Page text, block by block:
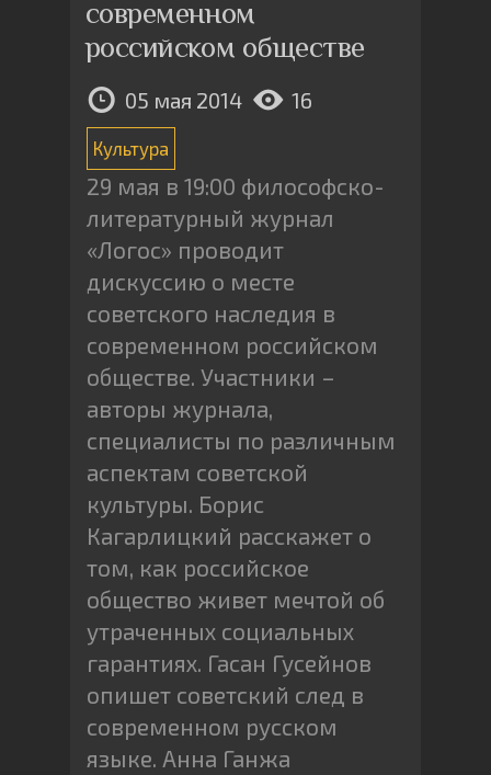
современном
российском обществе
05 мая 2014 16
Культура
29 мая в 19:00 философско-
литературный журнал
«Логос» проводит
дискуссию о месте
советского наследия в
современном российском
обществе. Участники –
авторы журнала,
специалисты по различным
аспектам советской
культуры. Борис
Кагарлицкий расскажет о
том, как российское
общество живет мечтой об
утраченных социальных
гарантиях. Гасан Гусейнов
опишет советский след в
современном русском
языке. Анна Ганжа